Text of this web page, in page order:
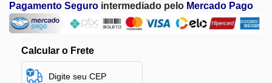
Pagamento Seguro intermediado pelo Mercado Pago
Calcular o Frete